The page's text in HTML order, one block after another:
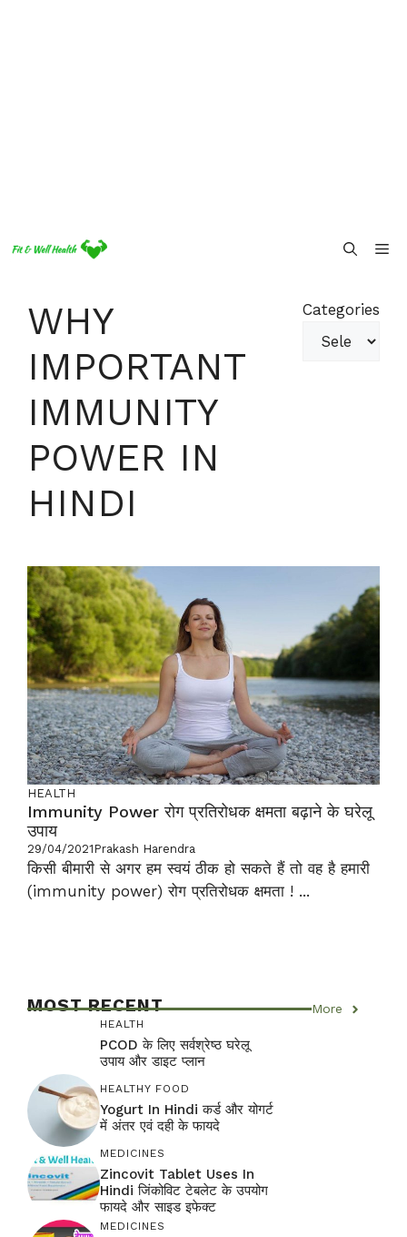
WHY
IMPORTANT
IMMUNITY
POWER IN
HINDI
Categories
HEALTH
Immunity Power रोग प्रतिरोधक क्षमता बढ़ाने के घरेलू
उपाय
29/04/2021Prakash Harendra
किसी बीमारी से अगर हम स्वयं ठीक हो सकते हैं तो वह है हमारी
(immunity power) रोग प्रतिरोधक क्षमता ! ...
MOST RECENT More
HEALTH
PCOD के लिए सर्वश्रेष्ठ घरेलू
उपाय और डाइट प्लान
HEALTHY FOOD
Yogurt In Hindi कर्ड और योगर्ट
में अंतर एवं दही के फायदे
MEDICINES
Zincovit Tablet Uses In
Hindi जिंकोविट टेबलेट के उपयोग
फायदे और साइड इफेक्ट
MEDICINES